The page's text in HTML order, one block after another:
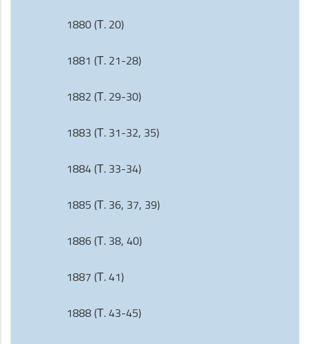
1880 (Т. 20)
1881 (Т. 21-28)
1882 (Т. 29-30)
1883 (Т. 31-32, 35)
1884 (Т. 33-34)
1885 (Т. 36, 37, 39)
1886 (Т. 38, 40)
1887 (Т. 41)
1888 (Т. 43-45)